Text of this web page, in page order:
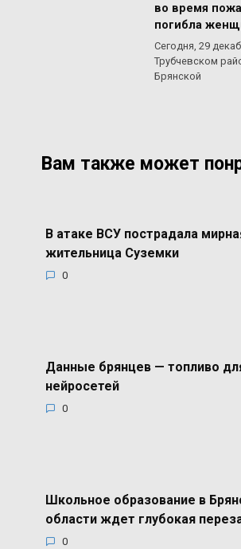
во время
погибла
Сегодня, 29
Трубчевском
Брянской
Вам также может
В атаке ВСУ пострадала
жительница Суземки
0
Данные брянцев — топливо
нейросетей
0
Школьное образование в
области ждет глубокая
0